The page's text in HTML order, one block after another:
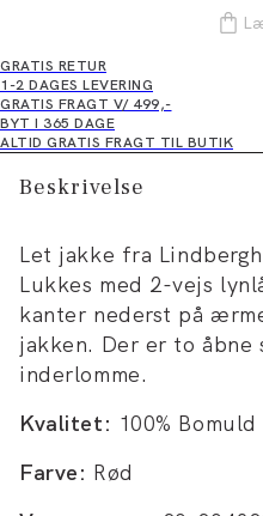
GRATIS RETUR
1-2 DAGES LEVERING
GRATIS FRAGT V/ 499,-
BYT I 365 DAGE
ALTID GRATIS FRAGT TIL BUTIK
Beskrivelse
Let jakke fra
Lukkes med 2-vejs
kanter nederst på
jakken. Der er to åbne
inderlomme.
Kvalitet: 100% Bomuld
Farve: Rød